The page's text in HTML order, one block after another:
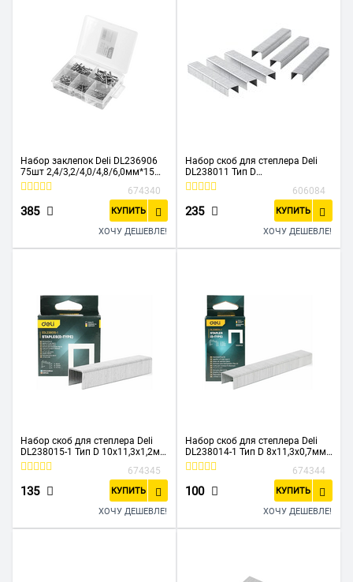
Набор заклепок Deli DL236906
75шт 2,4/3,2/4,0/4,8/6,0мм*15шт
пластиковый кейс
674340
385 КУПИТЬ
ХОЧУ ДЕШЕВЛЕ!
Набор скоб для степлера Deli
DL238011 Тип D
8х11,2х1,2мм*2000штнерж
606084
235 КУПИТЬ
ХОЧУ ДЕШЕВЛЕ!
Набор скоб для степлера Deli
DL238015-1 Тип D 10х11,3х1,2мм
1000шт
674345
135 КУПИТЬ
ХОЧУ ДЕШЕВЛЕ!
Набор скоб для степлера Deli
DL238014-1 Тип D 8х11,3х0,7мм
1000шт
674344
100 КУПИТЬ
ХОЧУ ДЕШЕВЛЕ!